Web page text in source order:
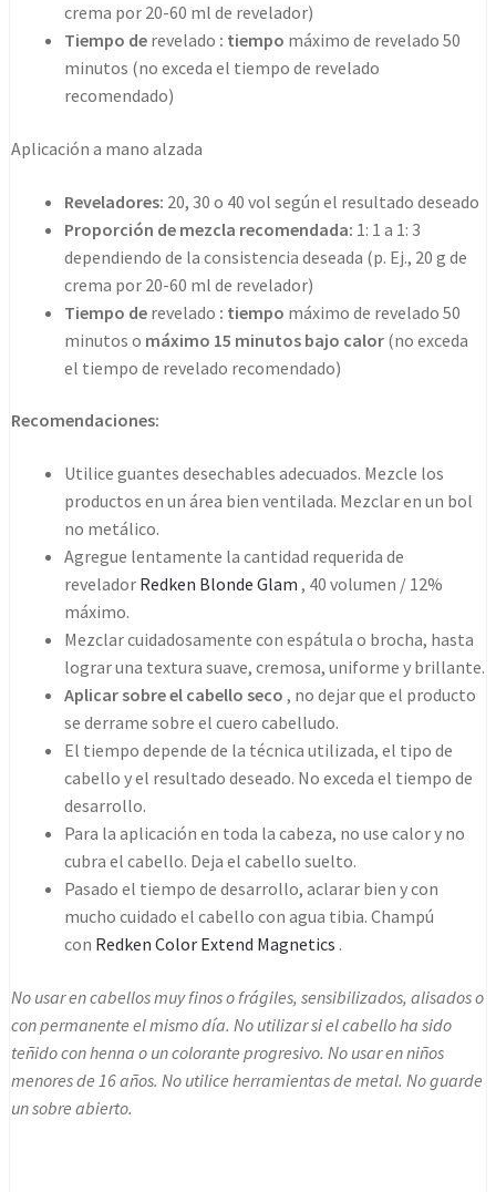
crema por 20-60 ml de revelador)
Tiempo de revelado : tiempo máximo de revelado 50
minutos (no exceda el tiempo de revelado
recomendado)
Aplicación a mano alzada
Reveladores: 20, 30 o 40 vol según el resultado deseado
Proporción de mezcla recomendada: 1: 1 a 1: 3
dependiendo de la consistencia deseada (p. Ej., 20 g de
crema por 20-60 ml de revelador)
Tiempo de revelado : tiempo máximo de revelado 50
minutos o máximo 15 minutos bajo calor (no exceda
el tiempo de revelado recomendado)
Recomendaciones:
Utilice guantes desechables adecuados. Mezcle los
productos en un área bien ventilada. Mezclar en un bol
no metálico.
Agregue lentamente la cantidad requerida de
revelador Redken Blonde Glam , 40 volumen / 12%
máximo.
Mezclar cuidadosamente con espátula o brocha, hasta
lograr una textura suave, cremosa, uniforme y brillante.
Aplicar sobre el cabello seco , no dejar que el producto
se derrame sobre el cuero cabelludo.
El tiempo depende de la técnica utilizada, el tipo de
cabello y el resultado deseado. No exceda el tiempo de
desarrollo.
Para la aplicación en toda la cabeza, no use calor y no
cubra el cabello. Deja el cabello suelto.
Pasado el tiempo de desarrollo, aclarar bien y con
mucho cuidado el cabello con agua tibia. Champú
con Redken Color Extend Magnetics .
No usar en cabellos muy finos o frágiles, sensibilizados, alisados ​​o
con permanente el mismo día. No utilizar si el cabello ha sido
teñido con henna o un colorante progresivo. No usar en niños
menores de 16 años. No utilice herramientas de metal. No guarde
un sobre abierto.